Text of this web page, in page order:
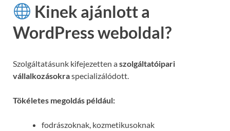
Kinek ajánlott a
WordPress weboldal?
Szolgáltatásunk kifejezetten aszolgáltatóipari
vállalkozásokraspecializálódott.
Tökéletes megoldás például:
fodrászoknak, kozmetikusoknak